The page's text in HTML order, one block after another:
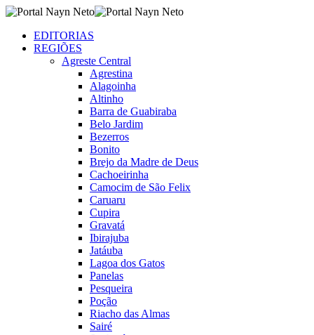
EDITORIAS
REGIÕES
Agreste Central
Agrestina
Alagoinha
Altinho
Barra de Guabiraba
Belo Jardim
Bezerros
Bonito
Brejo da Madre de Deus
Cachoeirinha
Camocim de São Felix
Caruaru
Cupira
Gravatá
Ibirajuba
Jatáuba
Lagoa dos Gatos
Panelas
Pesqueira
Poção
Riacho das Almas
Sairé